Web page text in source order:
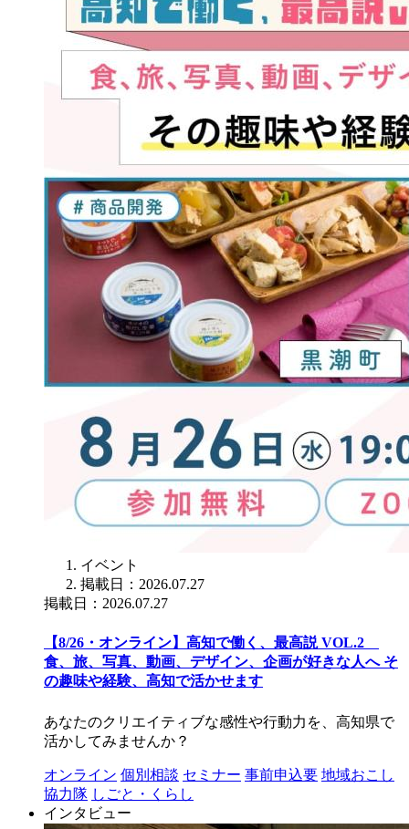
イベント
掲載日：2026.07.27
掲載日：2026.07.27
【8/26・オンライン】高知で働く、最高説 VOL.2
食、旅、写真、動画、デザイン、企画が好きな人へ そ
の趣味や経験、高知で活かせます
あなたのクリエイティブな感性や行動力を、高知県で
活かしてみませんか？
オンライン 個別相談 セミナー 事前申込要 地域おこし
協力隊 しごと・くらし
インタビュー